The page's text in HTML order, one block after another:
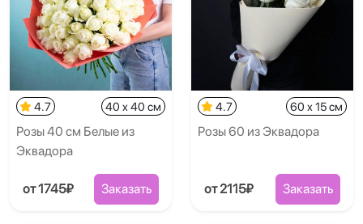
4.7 40 x 40 см
Розы 40 см Белые из
Эквадора
от 1745₽ Заказать
4.7 60 x 15 см
Розы 60 из Эквадора
от 2115₽ Заказать